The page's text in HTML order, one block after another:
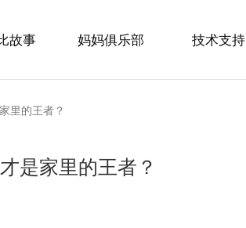
故事 妈妈俱乐部 技术支持
里的王者？
是家里的王者？